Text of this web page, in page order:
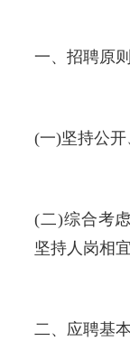
一、招聘原则
(一)坚持公
(二)综合考
坚持人岗相
二、应聘基